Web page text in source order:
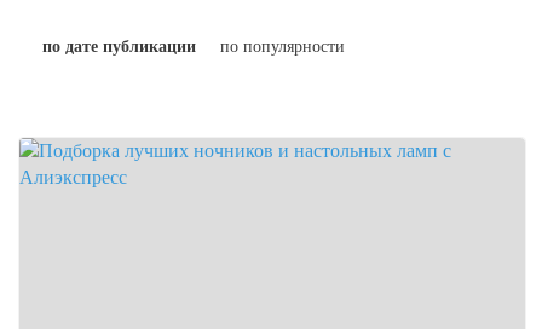
по дате публикации по популярности